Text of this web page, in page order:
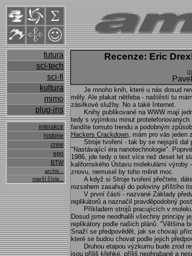
futura
sci-tech
sci-fi
kultura
mimo
plug-ins
interakce
historie
crew
ego
BTW
archiv...
starší čísla...
Recenze: Eric
[1]
Je mnoho knih, které u nás dosud
měly. Ale plakat nětřeba - naštěstí tu
zásilkové služby. No a také Internet.
Knihy publikované na WWW mají
tedy s vyjímkou minut
fandíte tomuto trendu a podobným
Hackers Crackdown, mám pro vás jeden
Stroje tvoření - tak by se nejspíš dal
"Nastávající éra nanotechnologie".
1986, jde tedy o text více než deset let
kalifornského Ústavu molekulární
znovu, nemusel by toho měnit moc.
A když si Stroje tvoření přečtete,
rozsahem zasahují do poloviny příštího
V první části - nazvané Základy
replikátorů a naznačil pravděpodobný
Příkladem strojů pracujících v
Dosud jsme neodhalili všechny principy
replikátory podle našich plánů. "Většina
Snaží se předpovědět, jak se chovají
které se budou chovat podle jejich
Druhou etapou výzkumu bude zrod
jsou příliš křehké, příliš neohrabané a